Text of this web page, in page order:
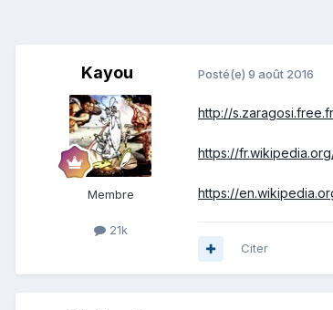
Kayou
Membre
21k
Posté(e) 9 août 2016
http://
https://
https://
Citer